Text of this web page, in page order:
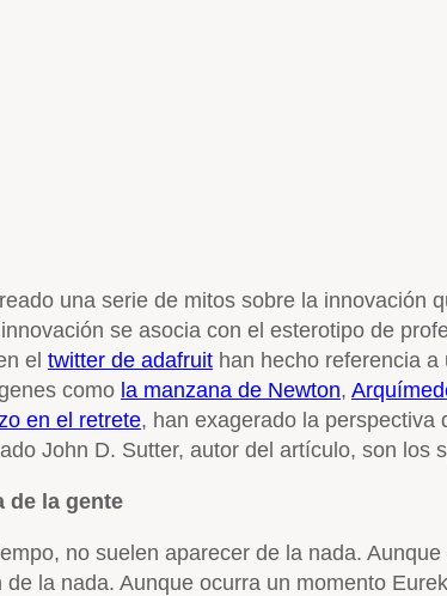
una serie de mitos sobre la innovación
se asocia con el esterotipo de
el twitter de adafruit han hecho referencia
como la manzana de Newton,
en el retrete, han exagerado la perspectiva
John D. Sutter, autor del artículo, son los
de la gente
no suelen aparecer de la nada.
la nada. Aunque ocurra un momento